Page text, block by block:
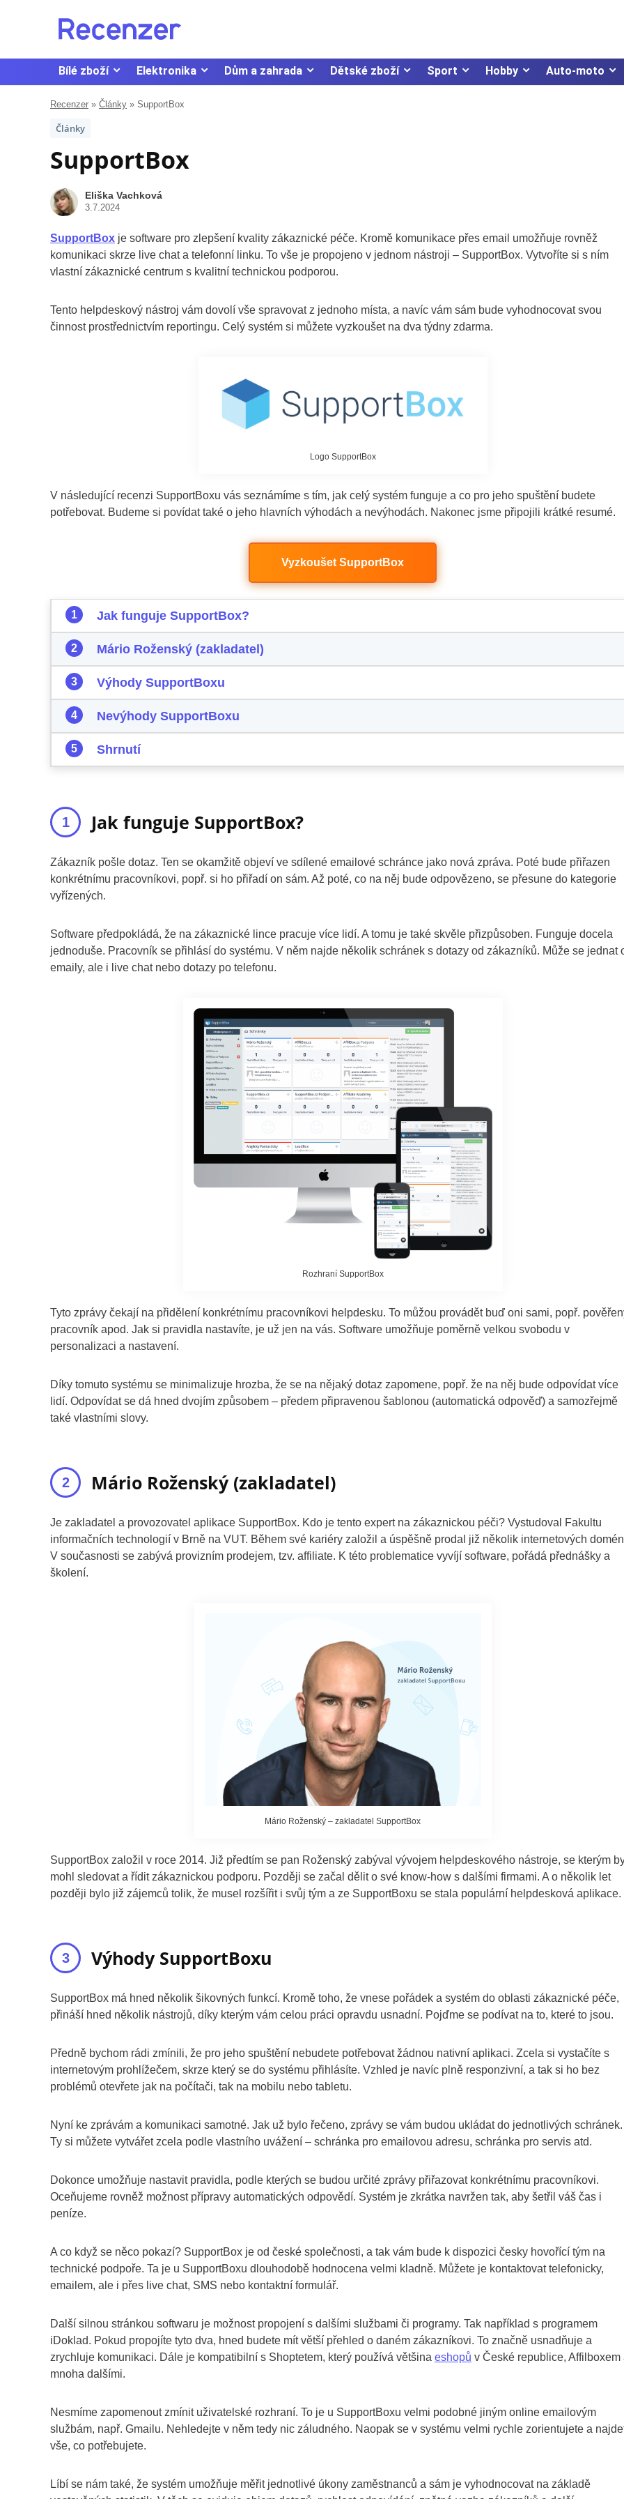
Bílé zboží Elektronika Dům a zahrada Dětské zboží Sport Hobby Auto-moto
Recenzer » Články » SupportBox
Články
SupportBox
Eliška Vachková
3.7.2024
SupportBox je software pro zlepšení kvality zákaznické péče. Kromě komunikace přes email umožňuje rovněž
komunikaci skrze live chat a telefonní linku. To vše je propojeno v jednom nástroji – SupportBox. Vytvoříte si s ním
vlastní zákaznické centrum s kvalitní technickou podporou.
Tento helpdeskový nástroj vám dovolí vše spravovat z jednoho místa, a navíc vám sám bude vyhodnocovat svou
činnost prostřednictvím reportingu. Celý systém si můžete vyzkoušet na dva týdny zdarma.
Logo SupportBox
V následující recenzi SupportBoxu vás seznámíme s tím, jak celý systém funguje a co pro jeho spuštění budete
potřebovat. Budeme si povídat také o jeho hlavních výhodách a nevýhodách. Nakonec jsme připojili krátké resumé.
Vyzkoušet SupportBox
Jak funguje SupportBox?
Mário Roženský (zakladatel)
Výhody SupportBoxu
Nevýhody SupportBoxu
Shrnutí
Jak funguje SupportBox?
Zákazník pošle dotaz. Ten se okamžitě objeví ve sdílené emailové schránce jako nová zpráva. Poté bude přiřazen
konkrétnímu pracovníkovi, popř. si ho přiřadí on sám. Až poté, co na něj bude odpovězeno, se přesune do kategorie
vyřízených.
Software předpokládá, že na zákaznické lince pracuje více lidí. A tomu je také skvěle přizpůsoben. Funguje docela
jednoduše. Pracovník se přihlásí do systému. V něm najde několik schránek s dotazy od zákazníků. Může se jednat
emaily, ale i live chat nebo dotazy po telefonu.
Rozhraní SupportBox
Tyto zprávy čekají na přidělení konkrétnímu pracovníkovi helpdesku. To můžou provádět buď oni sami, popř.
pracovník apod. Jak si pravidla nastavíte, je už jen na vás. Software umožňuje poměrně velkou svobodu v
personalizaci a nastavení.
Díky tomuto systému se minimalizuje hrozba, že se na nějaký dotaz zapomene, popř. že na něj bude odpovídat více
lidí. Odpovídat se dá hned dvojím způsobem – předem připravenou šablonou (automatická odpověď) a samozřejmě
také vlastními slovy.
Mário Roženský (zakladatel)
Je zakladatel a provozovatel aplikace SupportBox. Kdo je tento expert na zákaznickou péči? Vystudoval Fakultu
informačních technologií v Brně na VUT. Během své kariéry založil a úspěšně prodal již několik internetových
V současnosti se zabývá provizním prodejem, tzv. affiliate. K této problematice vyvíjí software, pořádá přednášky a
školení.
Mário Roženský – zakladatel SupportBox
SupportBox založil v roce 2014. Již předtím se pan Roženský zabýval vývojem helpdeskového nástroje, se kterým
mohl sledovat a řídit zákaznickou podporu. Později se začal dělit o své know-how s dalšími firmami. A o několik let
později bylo již zájemců tolik, že musel rozšířit i svůj tým a ze SupportBoxu se stala populární helpdesková aplikace.
Výhody SupportBoxu
SupportBox má hned několik šikovných funkcí. Kromě toho, že vnese pořádek a systém do oblasti zákaznické péče,
přináší hned několik nástrojů, díky kterým vám celou práci opravdu usnadní. Pojďme se podívat na to, které to jsou.
Předně bychom rádi zmínili, že pro jeho spuštění nebudete potřebovat žádnou nativní aplikaci. Zcela si vystačíte s
internetovým prohlížečem, skrze který se do systému přihlásíte. Vzhled je navíc plně responzivní, a tak si ho bez
problémů otevřete jak na počítači, tak na mobilu nebo tabletu.
Nyní ke zprávám a komunikaci samotné. Jak už bylo řečeno, zprávy se vám budou ukládat do jednotlivých schránek.
Ty si můžete vytvářet zcela podle vlastního uvážení – schránka pro emailovou adresu, schránka pro servis atd.
Dokonce umožňuje nastavit pravidla, podle kterých se budou určité zprávy přiřazovat konkrétnímu pracovníkovi.
Oceňujeme rovněž možnost přípravy automatických odpovědí. Systém je zkrátka navržen tak, aby šetřil váš čas i
peníze.
A co když se něco pokazí? SupportBox je od české společnosti, a tak vám bude k dispozici česky hovořící tým na
technické podpoře. Ta je u SupportBoxu dlouhodobě hodnocena velmi kladně. Můžete je kontaktovat telefonicky,
emailem, ale i přes live chat, SMS nebo kontaktní formulář.
Další silnou stránkou softwaru je možnost propojení s dalšími službami či programy. Tak například s programem
iDoklad. Pokud propojíte tyto dva, hned budete mít větší přehled o daném zákazníkovi. To značně usnadňuje a
zrychluje komunikaci. Dále je kompatibilní s Shoptetem, který používá většina eshopů v České republice, Affilboxem
mnoha dalšími.
Nesmíme zapomenout zmínit uživatelské rozhraní. To je u SupportBoxu velmi podobné jiným online emailovým
službám, např. Gmailu. Nehledejte v něm tedy nic záludného. Naopak se v systému velmi rychle zorientujete a
vše, co potřebujete.
Líbí se nám také, že systém umožňuje měřit jednotlivé úkony zaměstnanců a sám je vyhodnocovat na základě